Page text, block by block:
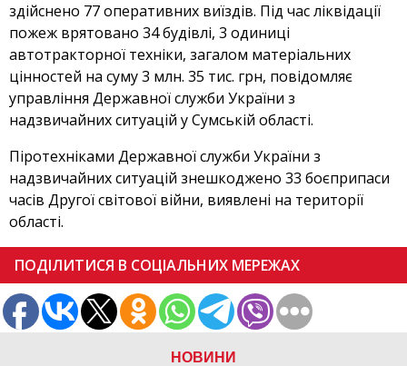
НОВИНИ
здійснено 77 оперативних виїздів. Під час ліквідації
пожеж врятовано 34 будівлі, 3 одиниці
автотракторної техніки, загалом матеріальних
цінностей на суму 3 млн. 35 тис. грн, повідомляє
управління Державної служби України з
надзвичайних ситуацій у Сумській області.
Піротехніками Державної служби України з
надзвичайних ситуацій знешкоджено 33 боєприпаси
часів Другої світової війни, виявлені на території
області.
ПОДІЛИТИСЯ В СОЦІАЛЬНИХ МЕРЕЖАХ